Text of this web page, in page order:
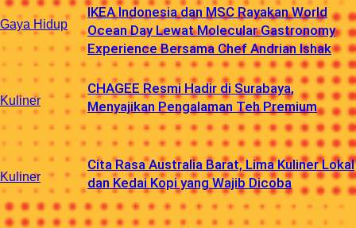
Gaya Hidup
IKEA Indonesia dan MSC Rayakan World
Ocean Day Lewat Molecular Gastronomy
Experience Bersama Chef Andrian Ishak
Kuliner
CHAGEE Resmi Hadir di Surabaya,
Menyajikan Pengalaman Teh Premium
Kuliner
Cita Rasa Australia Barat, Lima Kuliner Lokal
dan Kedai Kopi yang Wajib Dicoba